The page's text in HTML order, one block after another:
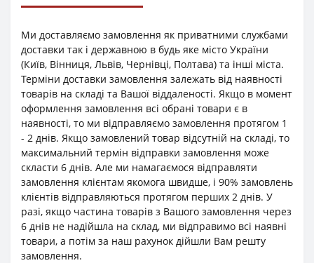
Ми доставляємо замовлення як приватними службами
доставки так і державною в будь яке місто України
(Київ, Вінниця, Львів, Чернівці, Полтава) та інші міста.
Терміни доставки замовлення залежать від наявності
товарів на складі та Вашої віддаленості. Якщо в момент
оформлення замовлення всі обрані товари є в
наявності, то ми відправляємо замовлення протягом 1
- 2 днів. Якщо замовлений товар відсутній на складі, то
максимальний термін відправки замовлення може
скласти 6 днів. Але ми намагаємося відправляти
замовлення клієнтам якомога швидше, і 90% замовлень
клієнтів відправляються протягом перших 2 днів. У
разі, якщо частина товарів з Вашого замовлення через
6 днів не надійшла на склад, ми відправимо всі наявні
товари, а потім за наш рахунок дійшли Вам решту
замовлення.